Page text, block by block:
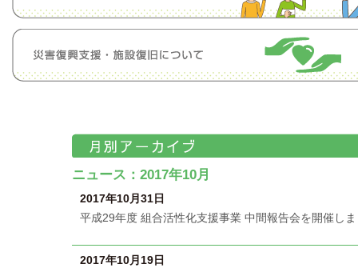
ニュース：2017年10月
2017年10月31日
平成29年度 組合活性化支援事業 中間報告会を開催し
2017年10月19日